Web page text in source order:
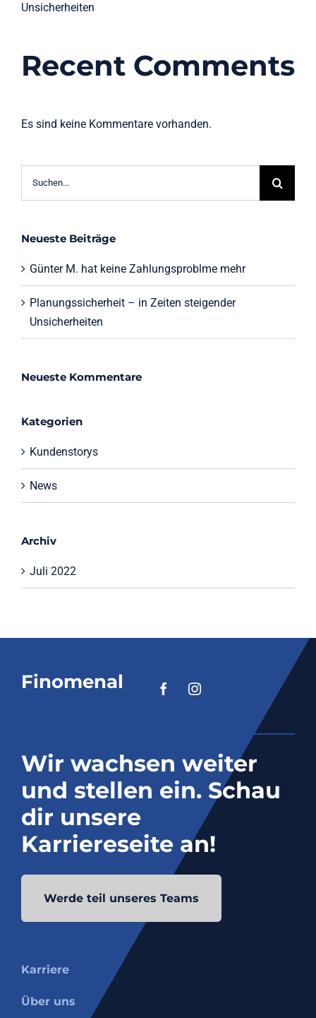
Unsicherheiten
Recent Comments
Es sind keine Kommentare vorhanden.
Neueste Beiträge
Günter M. hat keine Zahlungsproblme mehr
Planungssicherheit – in Zeiten steigender
Unsicherheiten
Neueste Kommentare
Kategorien
Kundenstorys
News
Archiv
Juli 2022
Finomenal
Wir wachsen weiter
und stellen ein. Schau
dir unsere
Karriereseite an!
Werde teil unseres Teams
Karriere
Über uns